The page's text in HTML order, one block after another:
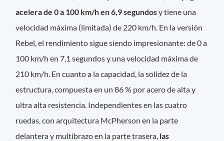
acelera de 0 a 100 km/h en 6,9 segundosy tiene una
velocidad máxima (limitada) de 220 km/h. En la versión
Rebel, el rendimiento sigue siendo impresionante: de 0 a
100 km/h en 7,1 segundos y una velocidad máxima de
210 km/h. En cuanto a la capacidad, la solidez de la
estructura, compuesta en un 86 % por acero de alta y
ultra alta resistencia. Independientes en las cuatro
ruedas, con arquitectura McPherson en la parte
delantera y multibrazo en la parte trasera, las